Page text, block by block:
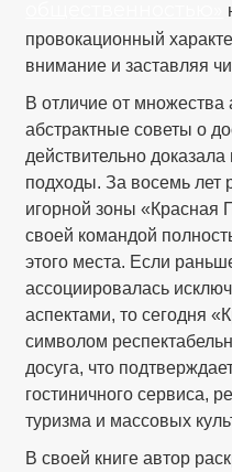
провокационный
внимание и заставляя
В отличие от
абстрактные советы о
действительно
подходы. За восемь лет
игорной зоны «Красная
своей командой
этого места. Если
ассоциировалась
аспектами, то сегодня
символом
досуга, что
гостиничного сервиса,
туризма и массовых
В своей книге автор